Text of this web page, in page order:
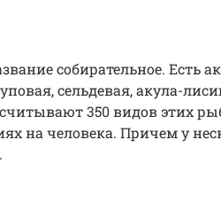
собирательное. Есть
сельдевая, акула-
350 видов этих
на человека. Причем у